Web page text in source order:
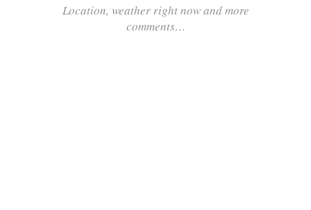
Location, weather right now and more
comments…